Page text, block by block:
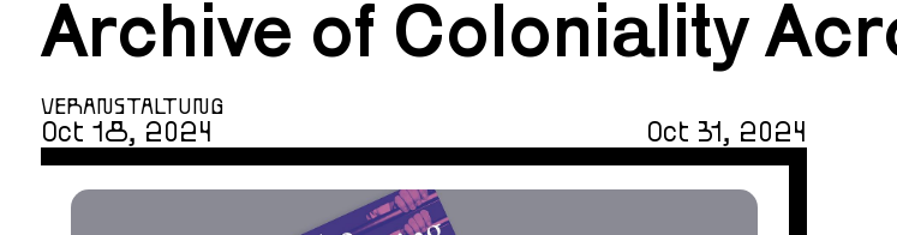
Archive of Coloniality
VERANSTALTUNG
Oct 18, 2024 Oct 31, 2024